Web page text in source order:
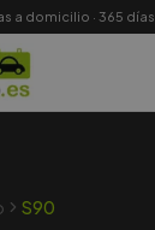
a domicilio · 365 días
S90